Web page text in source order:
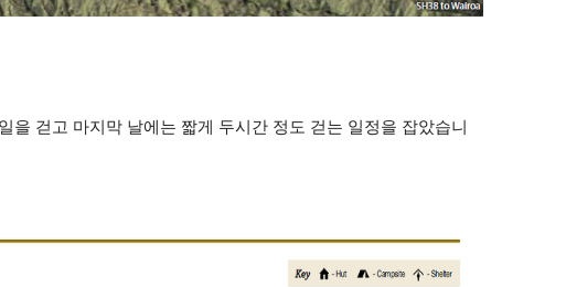
을 걷고 마지막 날에는 짧게 두시간 정도 걷는 일정을 잡았습니